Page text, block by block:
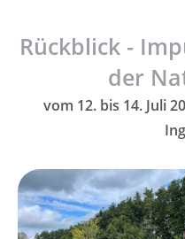
Rückblick -
der
vom 12. bis 14. Juli